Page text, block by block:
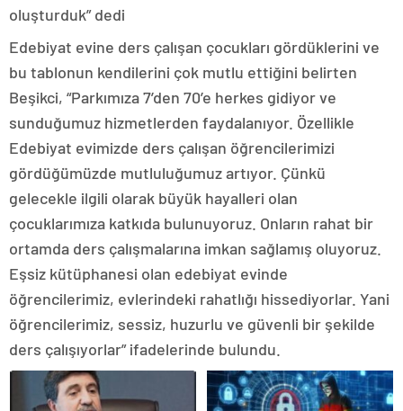
oluşturduk” dedi
Edebiyat evine ders çalışan çocukları gördüklerini ve
bu tablonun kendilerini çok mutlu ettiğini belirten
Beşikci, “Parkımıza 7’den 70’e herkes gidiyor ve
sunduğumuz hizmetlerden faydalanıyor. Özellikle
Edebiyat evimizde ders çalışan öğrencilerimizi
gördüğümüzde mutluluğumuz artıyor. Çünkü
gelecekle ilgili olarak büyük hayalleri olan
çocuklarımıza katkıda bulunuyoruz. Onların rahat bir
ortamda ders çalışmalarına imkan sağlamış oluyoruz.
Eşsiz kütüphanesi olan edebiyat evinde
öğrencilerimiz, evlerindeki rahatlığı hissediyorlar. Yani
öğrencilerimiz, sessiz, huzurlu ve güvenli bir şekilde
ders çalışıyorlar” ifadelerinde bulundu.